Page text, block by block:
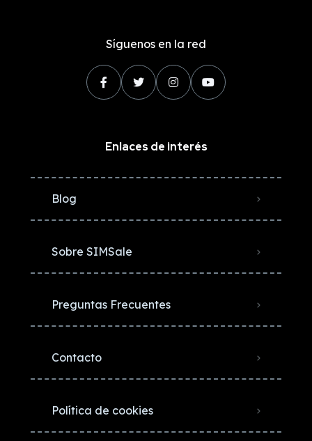
Síguenos en la red
Enlaces de interés
Blog
Sobre SIMSale
Preguntas Frecuentes
Contacto
Política de cookies